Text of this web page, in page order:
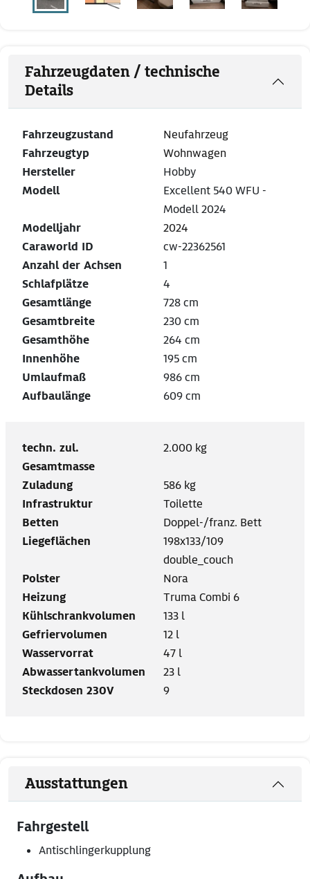
Fahrzeugdaten / technische
Details
Fahrzeugzustand
Neufahrzeug
Fahrzeugtyp
Wohnwagen
Hersteller
Hobby
Modell
Excellent 540 WFU -
Modell 2024
Modelljahr
2024
Caraworld ID
cw-22362561
Anzahl der Achsen
1
Schlafplätze
4
Gesamtlänge
728 cm
Gesamtbreite
230 cm
Gesamthöhe
264 cm
Innenhöhe
195 cm
Umlaufmaß
986 cm
Aufbaulänge
609 cm
techn. zul.
Gesamtmasse
2.000 kg
Zuladung
586 kg
Infrastruktur
Toilette
Betten
Doppel-/franz. Bett
Liegeflächen
198x133/109
double_couch
Polster
Nora
Heizung
Truma Combi 6
Kühlschrankvolumen
133 l
Gefriervolumen
12 l
Wasservorrat
47 l
Abwassertankvolumen
23 l
Steckdosen 230V
9
Ausstattungen
Fahrgestell
Antischlingerkupplung